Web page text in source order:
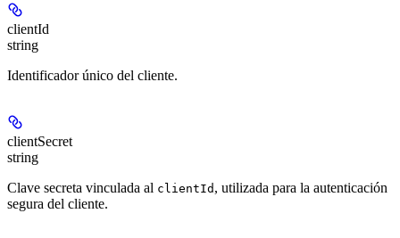
clientId
string
Identificador único del cliente.
clientSecret
string
Clave secreta vinculada al clientId , utilizada para la autenticación
segura del cliente.